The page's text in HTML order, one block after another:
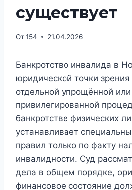
существует
От154 21.04.2026
Банкротство инвалида в
юридической точки зрения
отдельной упрощённой или
привилегированной
банкротстве физических
устанавливает
правил только по факту
инвалидности. Суд
дела в общем порядке,
финансовое состояние